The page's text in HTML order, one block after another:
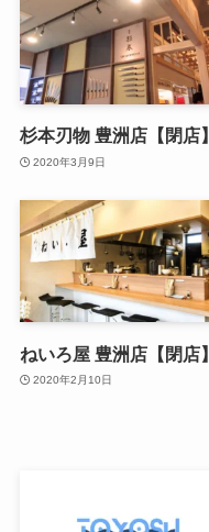
杉本刃物 豊洲店【閉店】
2020年3月9日
ねいろ屋 豊洲店【閉店】
2020年2月10日